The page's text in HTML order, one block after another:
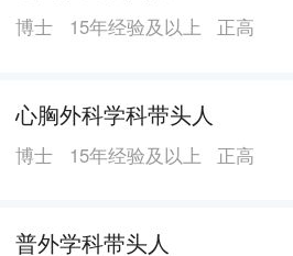
脑卒中中心。设有长沙市老年医
所、长沙市呼吸病研究所和南华
所。为中国胸痛中心、中国心衰
基地、国家临床药师培训基地、
博士 15年经验及以上 正高
心胸外科学科带头人
博士 15年经验及以上 正高
普外学科带头人